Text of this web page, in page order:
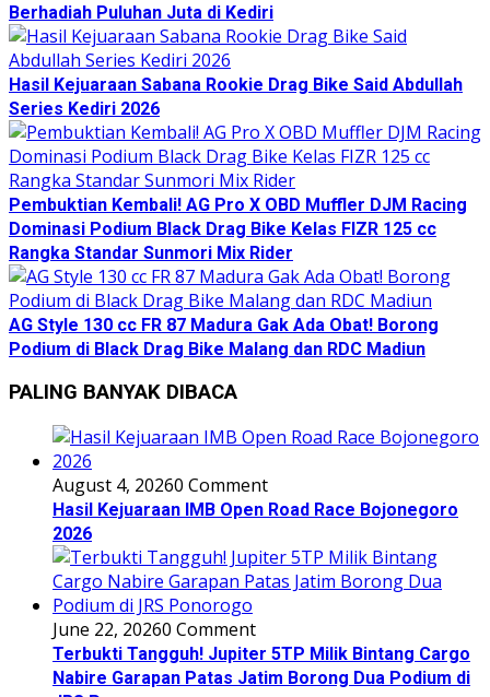
Berhadiah Puluhan Juta di Kediri
Hasil Kejuaraan Sabana Rookie Drag Bike Said Abdullah
Series Kediri 2026
Pembuktian Kembali! AG Pro X OBD Muffler DJM Racing
Dominasi Podium Black Drag Bike Kelas FIZR 125 cc
Rangka Standar Sunmori Mix Rider
AG Style 130 cc FR 87 Madura Gak Ada Obat! Borong
Podium di Black Drag Bike Malang dan RDC Madiun
PALING BANYAK DIBACA
August 4, 20260 Comment
Hasil Kejuaraan IMB Open Road Race Bojonegoro
2026
June 22, 20260 Comment
Terbukti Tangguh! Jupiter 5TP Milik Bintang Cargo
Nabire Garapan Patas Jatim Borong Dua Podium di